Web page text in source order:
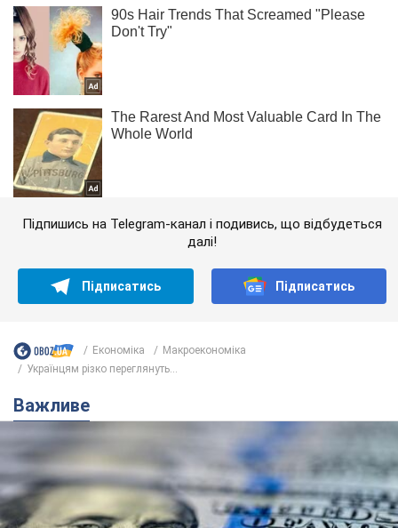
Підпишись на Telegram-канал і подивись, що відбудеться
далі!
Підписатись Підписатись
Економіка
Mакроекономіка
Українцям різко переглянуть...
Важливе